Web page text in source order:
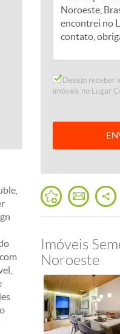
Desejo receber
imóveis no Lugar
Imóveis
Noroeste